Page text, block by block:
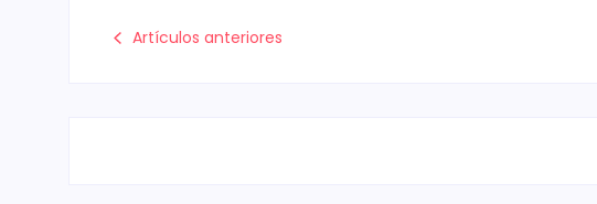
Artículos anteriores